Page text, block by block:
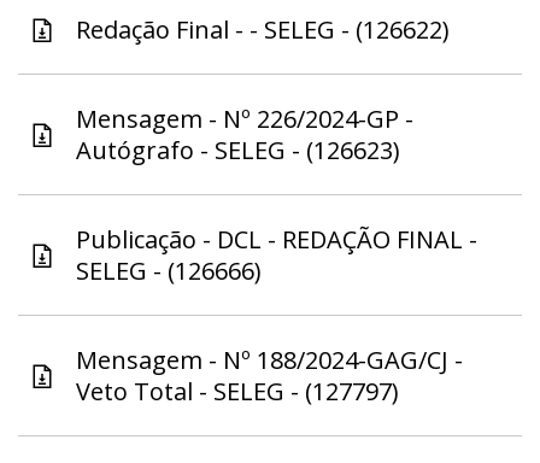
Redação Final - - SELEG - (126622)
Mensagem - Nº 226/2024-GP -
Autógrafo - SELEG - (126623)
Publicação - DCL - REDAÇÃO FINAL -
SELEG - (126666)
Mensagem - Nº 188/2024-GAG/CJ -
Veto Total - SELEG - (127797)